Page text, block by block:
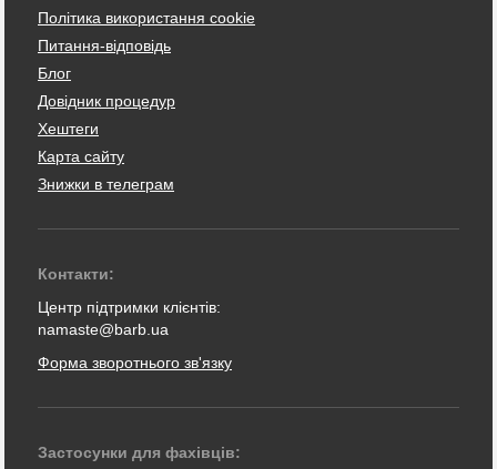
Політика використання cookie
Питання-відповідь
Блог
Довідник процедур
Хештеги
Карта сайту
Знижки в телеграм
Контакти:
Центр підтримки клієнтів:
namaste@barb.ua
Форма зворотнього зв'язку
Застосунки для фахівців: